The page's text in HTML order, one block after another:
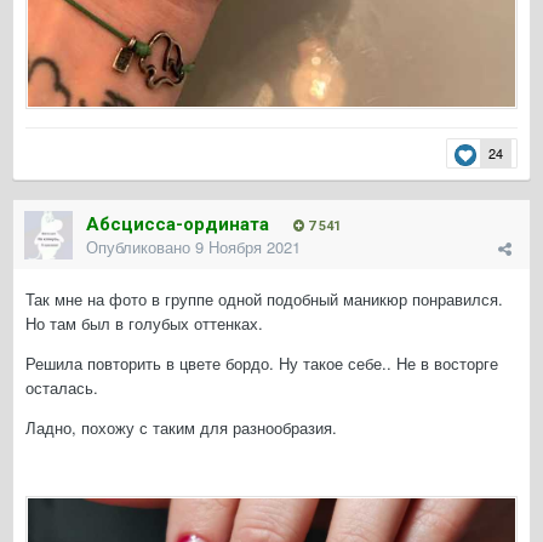
24
Абсцисса-ордината 7 541
Опубликовано 9 Ноября 2021
Так мне на фото в группе одной подобный маникюр понравился.
Но там был в голубых оттенках.
Решила повторить в цвете бордо. Ну такое себе.. Не в восторге
осталась.
Ладно, похожу с таким для разнообразия.